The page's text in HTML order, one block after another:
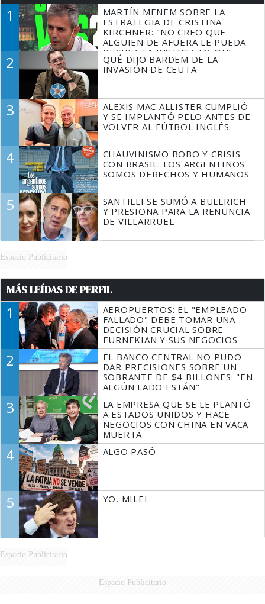
1
MARTÍN MENEM SOBRE LA
ESTRATEGIA DE CRISTINA
KIRCHNER: "NO CREO QUE
ALGUIEN DE AFUERA LE PUEDA
DECIR A LA JUSTICIA LO QUE
TIENE QUE HACER"
2
QUÉ DIJO BARDEM DE LA
INVASIÓN DE CEUTA
3
ALEXIS MAC ALLISTER CUMPLIÓ
Y SE IMPLANTÓ PELO ANTES DE
VOLVER AL FÚTBOL INGLÉS
4
CHAUVINISMO BOBO Y CRISIS
CON BRASIL: LOS ARGENTINOS
SOMOS DERECHOS Y HUMANOS
5
SANTILLI SE SUMÓ A BULLRICH
Y PRESIONA PARA LA RENUNCIA
DE VILLARRUEL
Espacio Publicitario
MÁS LEÍDAS DE PERFIL
1
AEROPUERTOS: EL "EMPLEADO
FALLADO" DEBE TOMAR UNA
DECISIÓN CRUCIAL SOBRE
EURNEKIAN Y SUS NEGOCIOS
2
EL BANCO CENTRAL NO PUDO
DAR PRECISIONES SOBRE UN
SOBRANTE DE $4 BILLONES: "EN
ALGÚN LADO ESTÁN"
3
LA EMPRESA QUE SE LE PLANTÓ
A ESTADOS UNIDOS Y HACE
NEGOCIOS CON CHINA EN VACA
MUERTA
4 ALGO PASÓ
5 YO, MILEI
Espacio Publicitario
Espacio Publicitario